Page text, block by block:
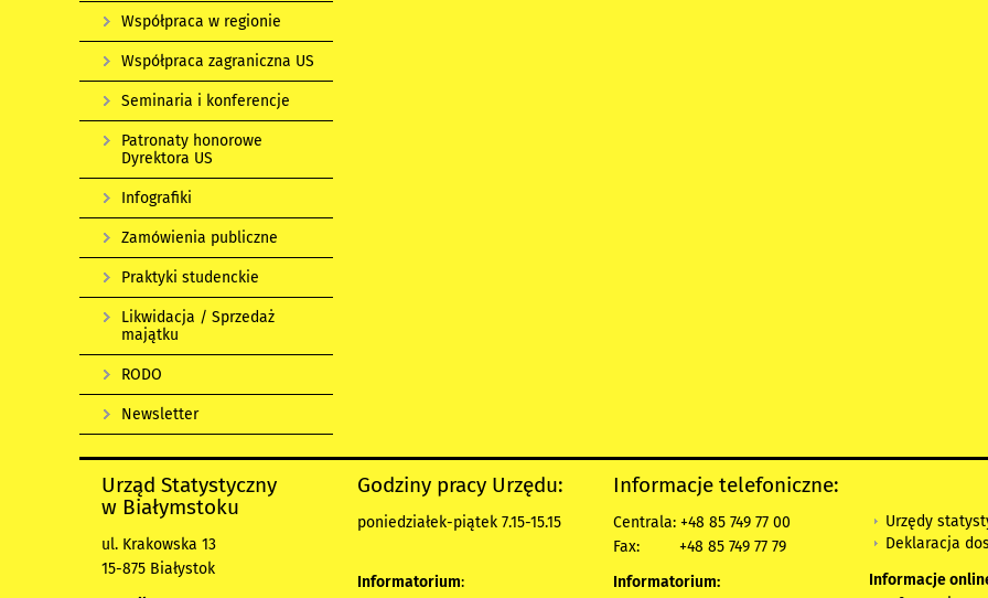
Współpraca w regionie
Współpraca zagraniczna US
Seminaria i konferencje
Patronaty honorowe
Dyrektora US
Infografiki
Zamówienia publiczne
Praktyki studenckie
Likwidacja / Sprzedaż
majątku
RODO
Newsletter
Urząd Statystyczny
w Białymstoku
ul. Krakowska 13
15-875 Białystok
Godziny pracy Urzędu:
poniedziałek-piątek 7.15-15.15
Informatorium:
Informacje telefoniczne:
Centrala: +48 85 749 77 00
Fax:
+48 85 749 77 79
Informatorium:
Urzędy
Deklaracja
Informacje